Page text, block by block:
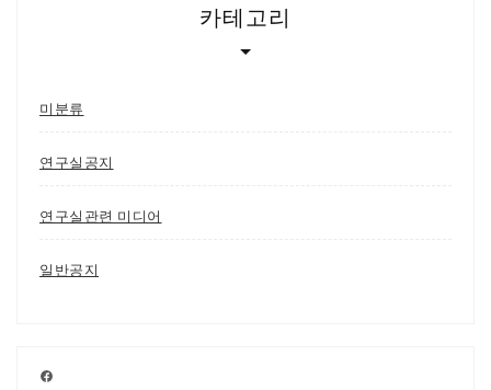
카테고리
미분류
연구실공지
연구실관련 미디어
일반공지
Facebook